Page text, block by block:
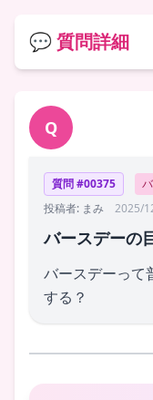
💬 質問詳細
Q
質問 #00375
投稿者: まみ
2025/
バースデーの
バースデーって
する？